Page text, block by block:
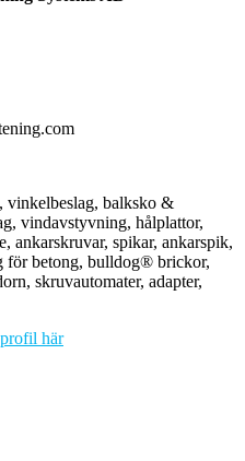
vinkelbeslag, balksko &
vindavstyvning, hålplattor,
ankarskruvar, spikar, ankarspik,
för betong, bulldog® brickor,
skruvautomater, adapter,
här